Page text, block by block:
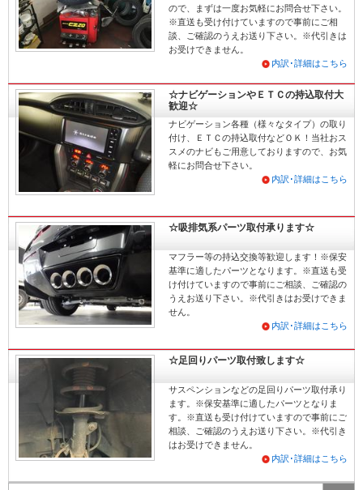
ので、まずは一度お気軽にお問合せ下さい。
※直送も受け付けていますので事前にご相
談、ご確認のうえお送り下さい。※代引きは
お受けできません。
内訳･詳細はこちら
☆ナビゲーションやＥＴＣの持込取付大
歓迎☆
ナビゲーション各種（様々なタイプ）の取り
付け、ＥＴＣの持込取付などＯＫ！当社おス
スメのナビもご用意しておりますので、お気
軽にお問合せ下さい。
内訳･詳細はこちら
☆吸排気系パーツ取付承ります☆
マフラー等の持込交換等歓迎します！※保安
基準に適したパーツとなります。※直送も受
け付けていますので事前にご相談、ご確認の
うえお送り下さい。※代引きはお受けできま
せん。
内訳･詳細はこちら
☆足回りパーツ取付致します☆
サスペンションなどの足回りパーツ取付承り
ます。※保安基準に適したパーツとなりま
す。※直送も受け付けていますので事前にご
相談、ご確認のうえお送り下さい。※代引き
はお受けできません。
内訳･詳細はこちら